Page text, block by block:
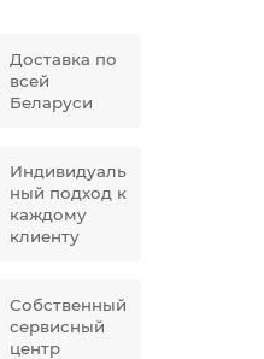
Доставка по
всей
Беларуси
Индивидуаль
ный подход к
каждому
клиенту
Собственный
сервисный
центр